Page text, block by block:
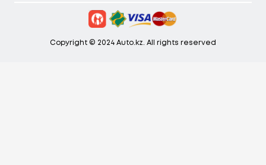
Copyright © 2024 Auto.kz. All rights reserved